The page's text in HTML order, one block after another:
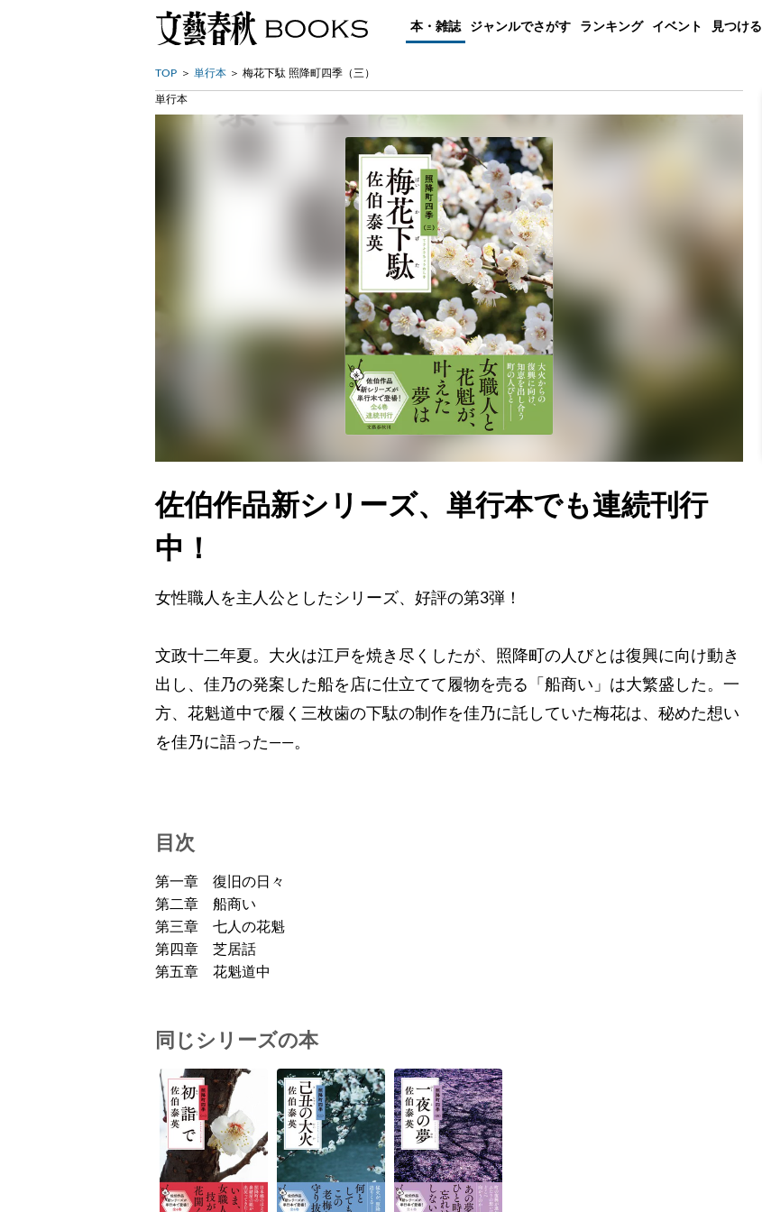
本・雑誌 ジャンルでさがす ランキング イベント 見つける
TOP 単行本 梅花下駄 照降町四季（三）
単行本
佐伯作品新シリーズ、単行本でも連続刊行
中！
女性職人を主人公としたシリーズ、好評の第3弾！
文政十二年夏。大火は江戸を焼き尽くしたが、照降町の人びとは復興に向け動き
出し、佳乃の発案した船を店に仕立てて履物を売る「船商い」は大繁盛した。一
方、花魁道中で履く三枚歯の下駄の制作を佳乃に託していた梅花は、秘めた想い
を佳乃に語った――。
目次
第一章 復旧の日々
第二章 船商い
第三章 七人の花魁
第四章 芝居話
第五章 花魁道中
同じシリーズの本